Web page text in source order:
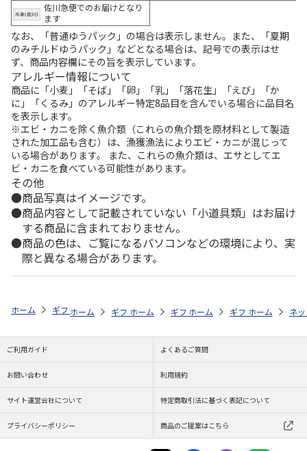
佐川急便でのお届けとなり
ます
なお、「普通ゆうパック」の場合は表示しません。また、「夏期
のみチルドゆうパック」などとなる場合は、記号での表示はせ
ず、商品内容欄にその旨を表示しています。
アレルギー情報について
商品に「小麦」「そば」「卵」「乳」「落花生」「えび」「か
に」「くるみ」のアレルギー特定8品目を含んでいる場合に品目名
を表示します。
※エビ・カニを除く魚介類（これらの魚介類を原材料として製造
された加工品も含む）は、漁獲漁法によりエビ・カニが混じって
いる場合があります。 また、これらの魚介類は、エサとしてエ
ビ・カニを食べている可能性があります。
その他
商品写真はイメージです。
商品内容として記載されていない「小道具類」はお届け
する商品に含まれておりません。
商品の色は、ご覧になるパソコンなどの環境により、実
際と異なる場合があります。
ホーム ギフトストア お中元・夏ギフト特集 2026 お菓子・スイーツ
ホーム ギフトストア お中元・夏ギフト特集 2026
ホーム ギフトストア お中元・夏ギフト
ホーム ギフトストア お
ホーム ネ
ご利用ガイド よくあるご質問
お問い合わせ 利用規約
サイト運営会社について 特定商取引法に基づく表記について
プライバシーポリシー 商品のご提案はこちら